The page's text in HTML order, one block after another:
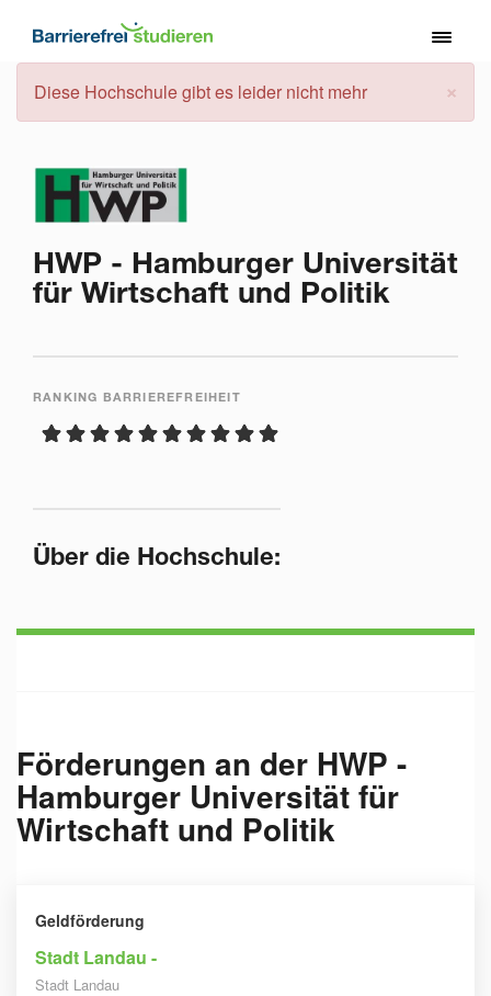
Inhalt
×
Fehlermeldung
Diese Hochschule gibt es leider nicht mehr
HWP - Hamburger Universität
für Wirtschaft und Politik
RANKING BARRIEREFREIHEIT
Über die Hochschule:
Förderungen an der HWP -
Hamburger Universität für
Wirtschaft und Politik
Geldförderung
Stadt Landau -
Stadt Landau